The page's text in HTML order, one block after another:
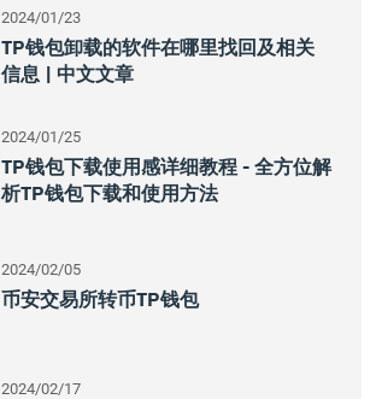
2024/01/23
TP钱包卸载的软件在哪里找回及相关
信息 | 中文文章
2024/01/25
TP钱包下载使用感详细教程 - 全方位解
析TP钱包下载和使用方法
2024/02/05
币安交易所转币TP钱包
2024/02/17